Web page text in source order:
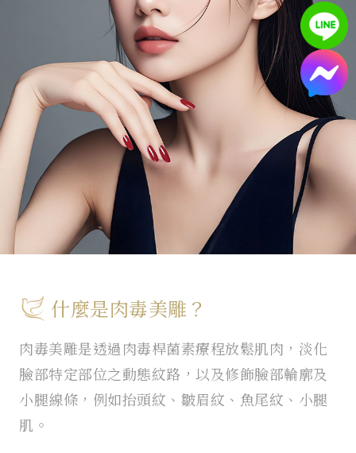
什麼是肉毒美雕？
肉毒美雕是透過肉毒桿菌素療程放鬆肌肉，淡化
臉部特定部位之動態紋路，以及修飾臉部輪廓及
小腿線條，例如抬頭紋、皺眉紋、魚尾紋、小腿
肌。